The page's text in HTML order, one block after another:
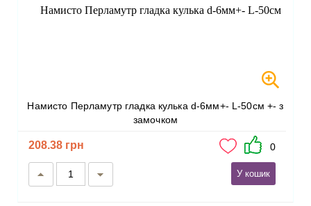
Намисто Перламутр гладка кулька d-6мм+- L-50см +- з
замочком
208.38 грн 0
У кошик